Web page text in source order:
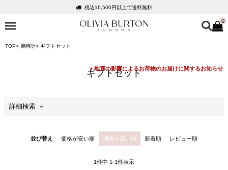
税込16,500円以上で送料無料
会員登録で1,000円分のポイントプレゼント
税込16,500円以上で送料無料
0
TOP 腕時計 ギフトセット
ギフトセット
詳細検索
並び替え 価格が安い順 価格が高い順 新着順 レビュー順
1件中 1-1件表示